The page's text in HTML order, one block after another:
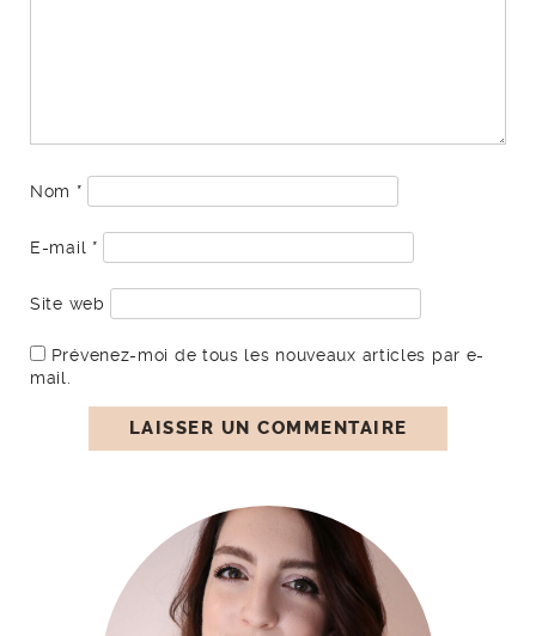
Nom *
E-mail *
Site web
Prévenez-moi de tous les nouveaux articles par e-
mail.